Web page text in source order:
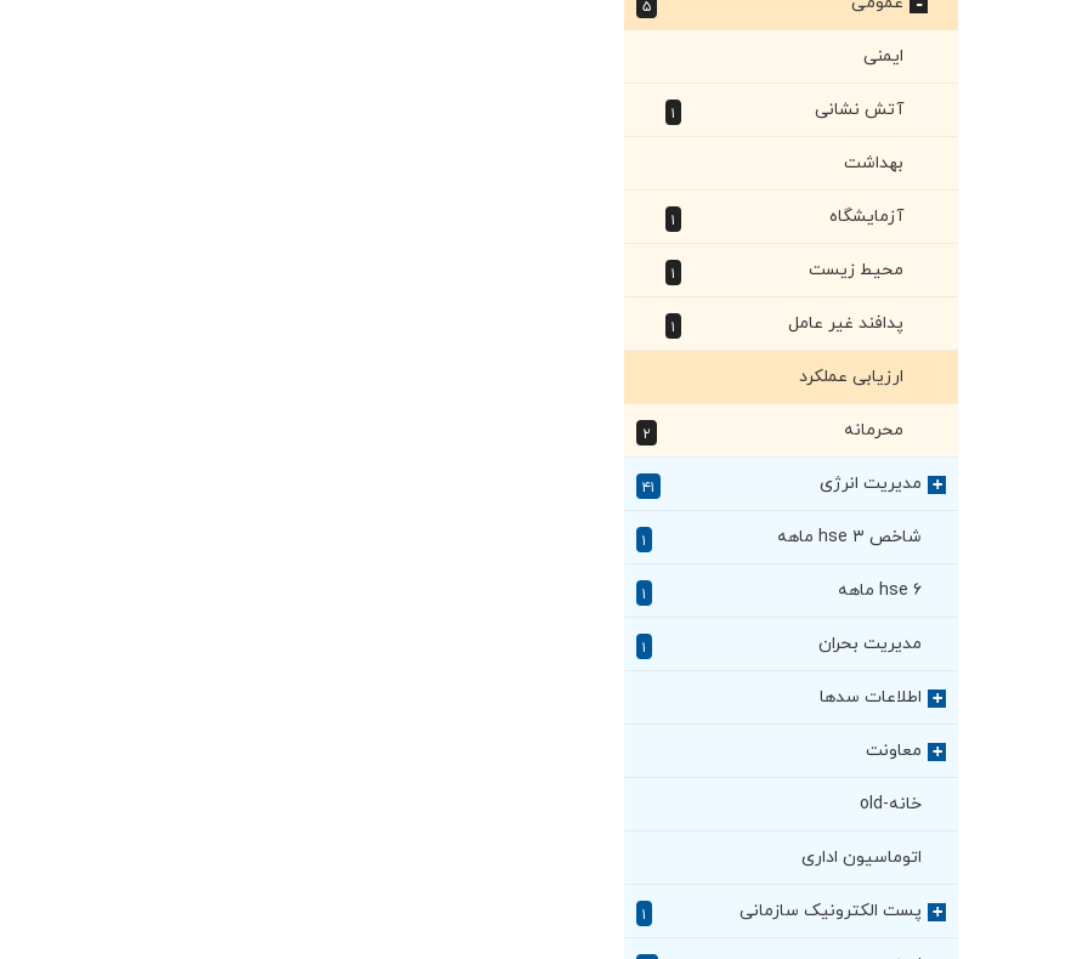
۵
ایمنی
آتش نشانی ۱
بهداشت
آزمایشگاه ۱
محیط زیست ۱
پدافند غیر عامل ۱
ارزیابی عملکرد
محرمانه ۲
+ مدیریت انرژی ۴۱
شاخص hse ۳ ماهه ۱
hse ۶ ماهه ۱
مدیریت بحران ۱
+ اطلاعات سدها
+ معاونت
خانه-old
اتوماسیون اداری
+ پست الکترونیک سازمانی ۱